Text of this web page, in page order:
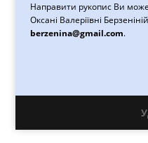
Направити рукопис Ви
Оксані Валеріївні
berzenina@gmail.com.